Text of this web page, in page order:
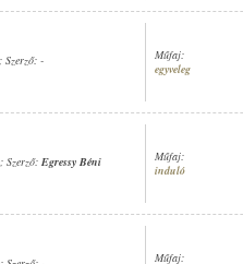
; Szerző: -
Műfaj:
egyveleg
; Szerző: Egressy Béni
Műfaj:
induló
Műfaj: